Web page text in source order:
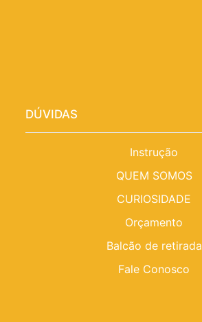
DÚVIDAS
Instrução
QUEM SOMOS
CURIOSIDADE
Orçamento
Balcão de retirada
Fale Conosco